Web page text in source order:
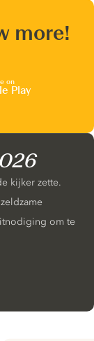
more!
on
Play
kijker zette.
om te